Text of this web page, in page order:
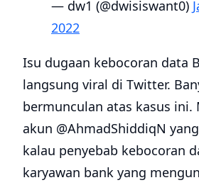
— dw1 (@dwisiswant0)
2022
Isu dugaan kebocoran data
langsung viral di Twitter.
bermunculan atas kasus ini.
akun @AhmadShiddiqN
kalau penyebab kebocoran
karyawan bank yang